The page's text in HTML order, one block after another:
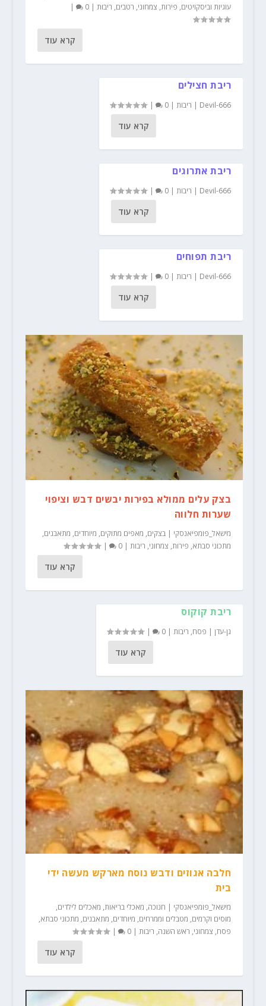
עוגיות וביסקויטים, פירות, צמחוני, רטבים, ריבות|
0
|
קרא עוד
ריבת חצילים
Devil-666
| ריבות|
0
|
קרא עוד
ריבת אתרוגים
Devil-666
| ריבות|
0
|
קרא עוד
ריבת תפוחים
Devil-666
| ריבות|
0
|
קרא עוד
בצק עלים ממולא בפירות יבשים דבש וציפוי
שערות חלווה
מישאל_פומפיאנסקי | בצקים, מאפים מתוקים, מיוחדים, מתאבנים,
מתכוני סבתא, פירות, צמחוני, ריבות|
0
|
קרא עוד
ריבת קוקוס
גן-עדן| פסח, ריבות|
0
|
קרא עוד
חלבה אגוזים ודבש נוסח מארקש מעשה ידי
בית
מישאל_פומפיאנסקי | חנוכה, מאכלי בריאות, מאכלים לילדים,
מוסים וקרמים, מטבלים וממרחים, מיוחדים, מתאבנים, מתכוני סבתא,
פסח, צמחוני, ראש השנה, ריבות|
0
|
קרא עוד